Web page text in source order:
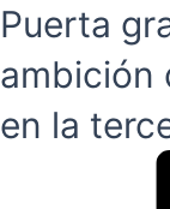
Puerta
ambición
en la